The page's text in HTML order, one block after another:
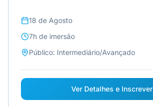
18 de Agosto
7h de imersão
Público: Intermediário/Avançado
Ver Detalhes e Inscrever